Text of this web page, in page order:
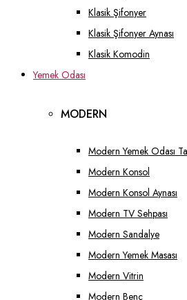
Klasik Şifonyer
Klasik Şifonyer Aynası
Klasik Komodin
Yemek Odası
MODERN
Modern Yemek Odası
Modern Konsol
Modern Konsol Aynası
Modern TV Sehpası
Modern Sandalye
Modern Yemek Masası
Modern Vitrin
Modern Benç